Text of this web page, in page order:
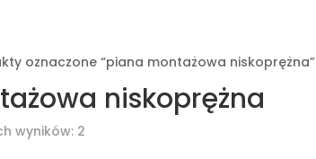
oznaczone “piana montażowa niskoprężna”
niskoprężna
wyników: 2